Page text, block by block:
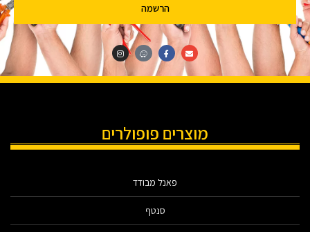
הרשמה
מוצרים פופולרים
פאנל מבודד
סנטף